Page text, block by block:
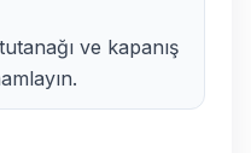
ve kapanış